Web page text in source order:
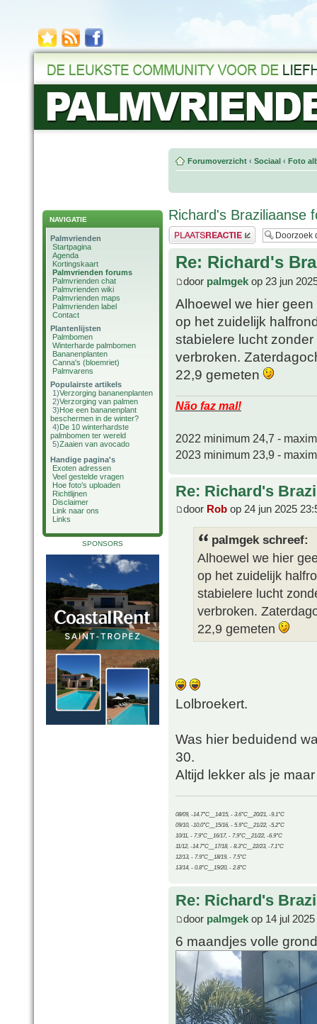
NAVIGATIE
Palmvrienden
Startpagina
Agenda
Kortingskaart
Palmvrienden forums
Palmvrienden chat
Palmvrienden wiki
Palmvrienden maps
Palmvrienden label
Contact
Plantenlijsten
Palmbomen
Winterharde palmbomen
Bananenplanten
Canna's (bloemriet)
Palmvarens
Populairste artikels
1)Verzorging bananenplanten
2)Verzorging van palmen
3)Hoe een bananenplant
beschermen in de winter?
4)De 10 winterhardste
palmbomen ter wereld
5)Zaaien van avocado
Handige pagina's
Exoten adressen
Veel gestelde vragen
Hoe foto's uploaden
Richtlijnen
Disclaimer
Link naar ons
Links
SPONSORS
Forumoverzicht ‹ Sociaal ‹ Foto
Richard's Braziliaanse
Plaats een reactie
Re: Richard's
door palmgek op 23 jun
Alhoewel we hier
op het zuidelijk
stabielere lucht
verbroken.
22,9 gemeten
Não faz mal!
2022 minimum 24,7 -
2023 minimum 23,9 -
Re: Richard's
door Rob op 24 jun 2025
palmgek schreef:
Alhoewel we hier
op het zuidelijk
stabielere lucht
verbroken.
22,9 gemeten
Lolbroekert.
Was hier beduidend
30.
Altijd lekker als je
08/09, -14.7°C__14/15, - 3.6°C__20/21, -9.1°C
09/10, -10.0°C__15/16, - 5.9°C__21/22, -5.2°C
10/11, - 7.9°C__16/17, - 7.9°C__21/22, -6.9°C
11/12, -14.7°C__17/18, - 8.3°C__22/23, -7.1°C
12/13, - 7.9°C__18/19, - 7.5°C
13/14, - 0.8°C__19/20, - 2.8°C
Re: Richard's
door palmgek op 14 jul 2025
6 maandjes volle